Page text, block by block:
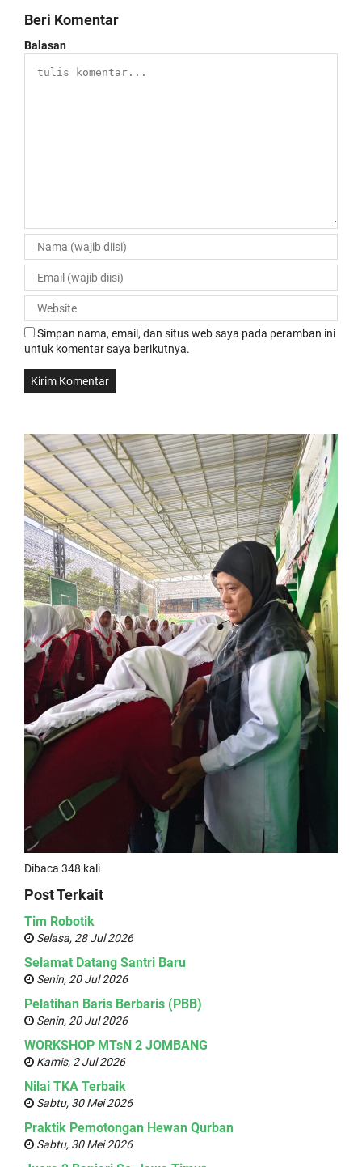
Beri Komentar
Balasan
Simpan nama, email, dan situs web saya pada peramban ini
untuk komentar saya berikutnya.
Dibaca 348 kali
Post Terkait
Tim Robotik
Selasa, 28 Jul 2026
Selamat Datang Santri Baru
Senin, 20 Jul 2026
Pelatihan Baris Berbaris (PBB)
Senin, 20 Jul 2026
WORKSHOP MTsN 2 JOMBANG
Kamis, 2 Jul 2026
Nilai TKA Terbaik
Sabtu, 30 Mei 2026
Praktik Pemotongan Hewan Qurban
Sabtu, 30 Mei 2026